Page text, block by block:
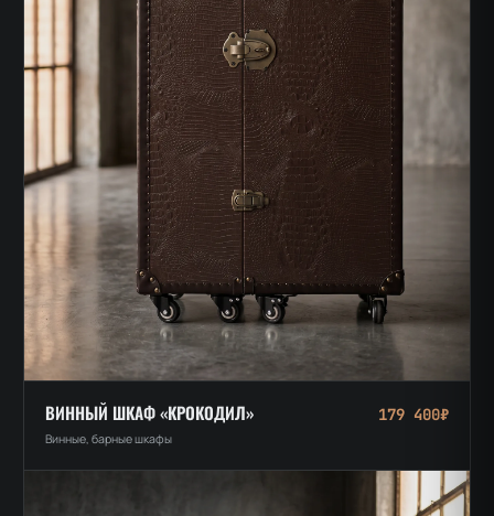
ВИННЫЙ ШКАФ «КРОКОДИЛ»
Винные, барные шкафы
179 400₽